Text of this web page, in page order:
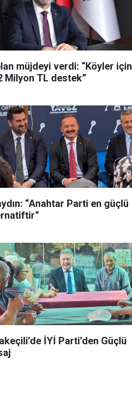
müjdeyi verdi: “Köyler için
Milyon TL destek”
“Anahtar Parti en güçlü
İYİ Parti’den Güçlü